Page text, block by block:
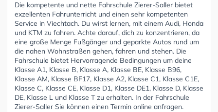
Die kompetente und nette Fahrschule Zierer-Saller bietet
exzellenten Fahrunterricht und einen sehr kompetenten
Service in Viechtach. Du wirst lernen, mit einem Audi, Honda
und KTM zu fahren. Achte darauf, dich zu konzentrieren, da
eine große Menge Fußgänger und geparkte Autos rund um
die nahen Wohnstraßen gehen, fahren und stehen. Die
Fahrschule bietet Hervorragende Bedingungen um deine
Klasse A1, Klasse B, Klasse A, Klasse BE, Klasse B96,
Klasse AM, Klasse BF17, Klasse A2, Klasse C1, Klasse C1E,
Klasse C, Klasse CE, Klasse D1, Klasse DE1, Klasse D, Klasse
DE, Klasse L und Klasse T zu erhalten. In der Fahrschule
Zierer-Saller Sie können einen Termin online anfragen.